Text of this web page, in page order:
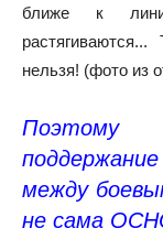
ближе к
нельзя! (фото из
Поэтому
между
не сама